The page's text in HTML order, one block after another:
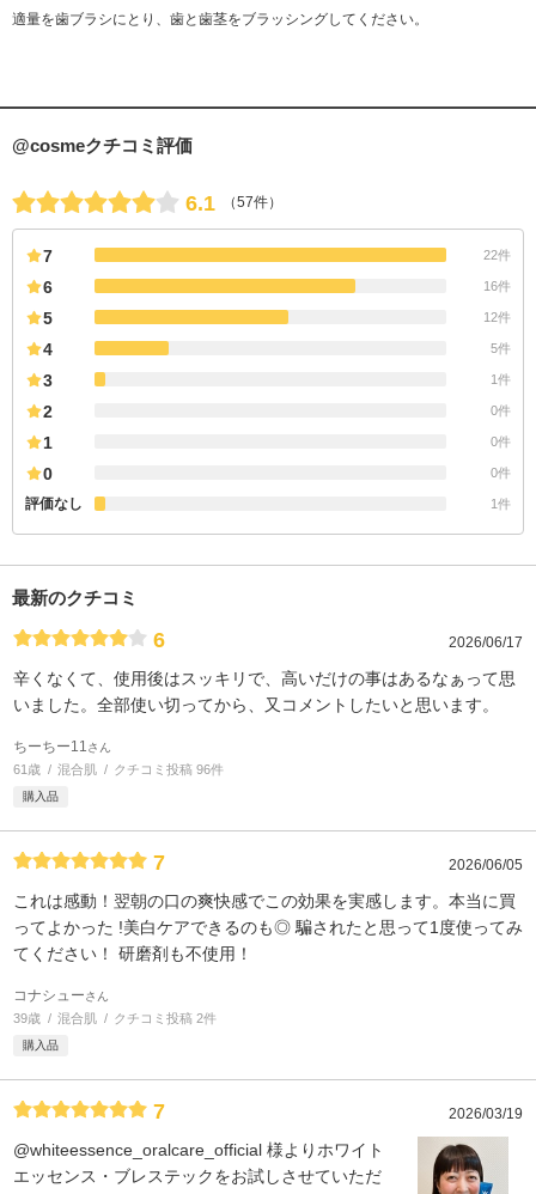
適量を歯ブラシにとり、歯と歯茎をブラッシングしてください。
@cosmeクチコミ評価
6.1 （57件）
7 22件
6 16件
5 12件
4 5件
3 1件
2 0件
1 0件
0 0件
評価なし 1件
最新のクチコミ
6 2026/06/17
辛くなくて、使用後はスッキリで、高いだけの事はあるなぁって思
いました。全部使い切ってから、又コメントしたいと思います。
ちーちー11 さん
61歳 混合肌 クチコミ投稿 96件
購入品
7 2026/06/05
これは感動！翌朝の口の爽快感でこの効果を実感します。本当に買
ってよかった !美白ケアできるのも◎ 騙されたと思って1度使ってみ
てください！ 研磨剤も不使用！
コナシューさん
39歳 混合肌 クチコミ投稿 2件
購入品
7 2026/03/19
@whiteessence_oralcare_official 様よりホワイト
エッセンス・ブレステックをお試しさせていただ